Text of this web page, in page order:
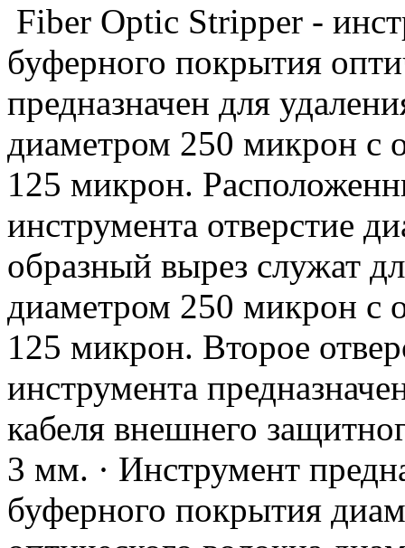
Fiber Optic Stripper -
буферного покрытия
предназначен для
диаметром 250 микрон с
125 микрон.
инструмента отверстие
образный вырез служат
диаметром 250 микрон с
125 микрон. Второе
инструмента
кабеля внешнего
3 мм. · Инструмент
буферного покрытия